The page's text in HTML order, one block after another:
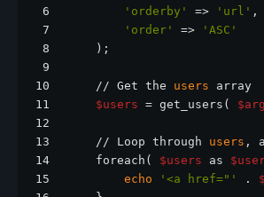
6
7
8
9
10
11
12
13
14
15
'orderby'
=> 'url' ,
'order'
=>
'ASC'
    );
    // Get the
users array
$users = get_users(
    // Loop through
users ,
    foreach(
$users as
echo
'<a href="' .